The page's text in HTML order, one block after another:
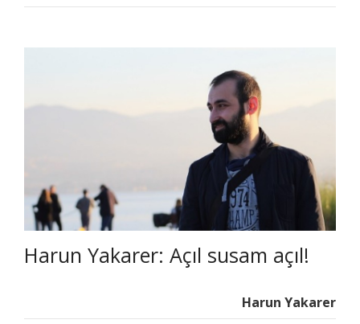
Harun Yakarer: Açıl susam açıl!
Harun Yakarer